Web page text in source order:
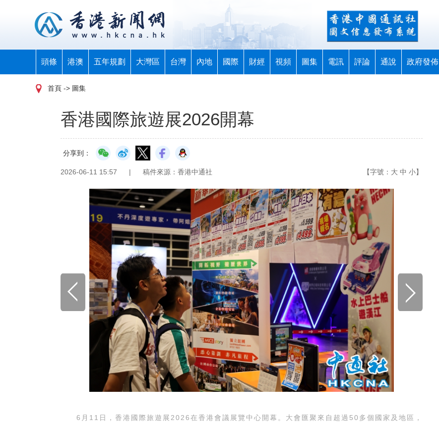
頭條 港澳 五年規劃 大灣區 台灣 內地 國際 財經 視頻 圖集 電訊 評論 通說 政府發佈
首頁 -> 圖集
香港國際旅遊展2026開幕
分享到：
2026-06-11 15:57 | 稿件來源：香港中通社 【字號： 大 中 小】
6月11日，香港國際旅遊展2026在香港會議展覽中心開幕。大會匯聚來自超過50多個國家及地區，